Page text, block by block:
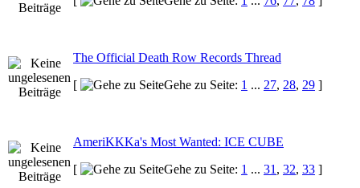
The Official Death Row Records Thread
[
Gehe zu Seite: 1 ... 27, 28, 29 ]
AmeriKKKa's Most Wanted: ICE CUBE
[
Gehe zu Seite: 1 ... 31 , 32, 33 ]